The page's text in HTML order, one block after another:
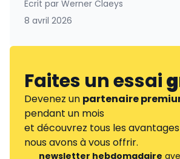
Écrit par Werner Claeys
8 avril 2026
Faites un essai
Devenez un partenaire
pendant un mois
et découvrez tous les
nous avons à vous offrir.
newsletter hebdomadaire